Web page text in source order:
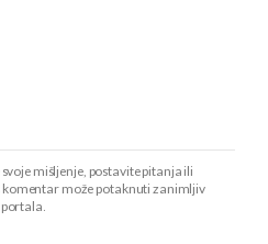
mišljenje, postavite pitanja ili
komentar može potaknuti zanimljiv